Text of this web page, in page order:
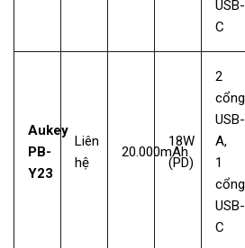
USB-
C
Aukey
PB-
Y23
Liên
hệ
20.000mAh
18W
(PD)
2
cổng
USB-
A,
1
cổng
USB-
C